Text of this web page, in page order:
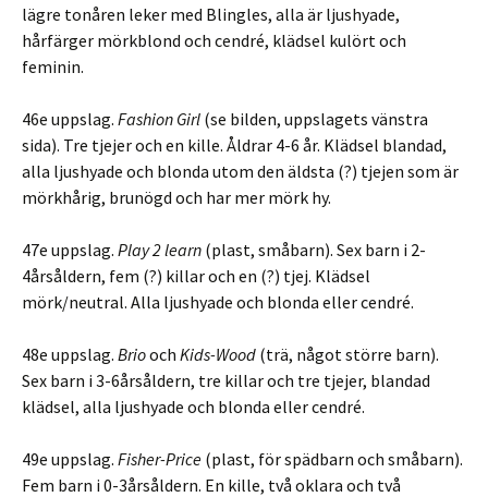
lägre tonåren leker med Blingles, alla är ljushyade,
hårfärger mörkblond och cendré, klädsel kulört och
feminin.
46e uppslag. Fashion Girl (se bilden, uppslagets vänstra
sida). Tre tjejer och en kille. Åldrar 4-6 år. Klädsel blandad,
alla ljushyade och blonda utom den äldsta (?) tjejen som är
mörkhårig, brunögd och har mer mörk hy.
47e uppslag. Play 2 learn (plast, småbarn). Sex barn i 2-
4årsåldern, fem (?) killar och en (?) tjej. Klädsel
mörk/neutral. Alla ljushyade och blonda eller cendré.
48e uppslag. Briooch Kids-Wood (trä, något större barn).
Sex barn i 3-6årsåldern, tre killar och tre tjejer, blandad
klädsel, alla ljushyade och blonda eller cendré.
49e uppslag. Fisher-Price (plast, för spädbarn och småbarn).
Fem barn i 0-3årsåldern. En kille, två oklara och två